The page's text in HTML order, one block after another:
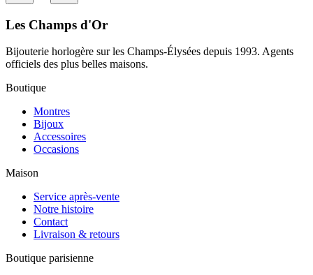
Les Champs d'Or
Bijouterie horlogère sur les Champs-Élysées depuis 1993. Agents
officiels des plus belles maisons.
Boutique
Montres
Bijoux
Accessoires
Occasions
Maison
Service après-vente
Notre histoire
Contact
Livraison & retours
Boutique parisienne